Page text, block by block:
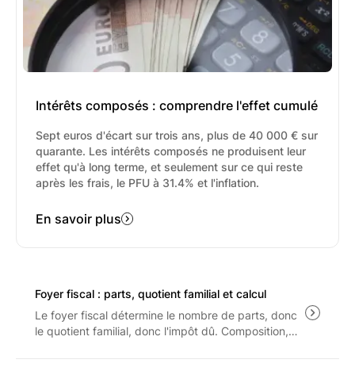
part de ses partenaires, changeant ainsi de
manière significative la relation client. Pour les
Conseillers en Gestion de Patrimoine
Indépendants (CGPI), la perception de
soient redistribuées au client.
Intérêts composés : comprendre l'effet cumulé
Sept euros d'écart sur trois ans, plus de 40 000 € sur
quarante. Les intérêts composés ne produisent leur
effet qu'à long terme, et seulement sur ce qui reste
après les frais, le PFU à 31.4% et l'inflation.
En savoir plus
Foyer fiscal : parts, quotient familial et calcul
Le foyer fiscal détermine le nombre de parts, donc
le quotient familial, donc l'impôt dû. Composition,